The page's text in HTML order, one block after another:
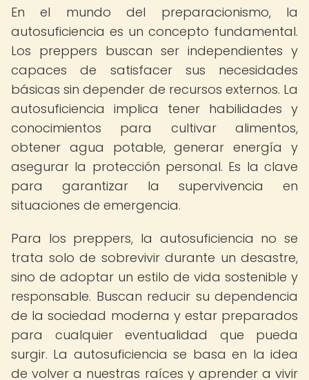
En el mundo del preparacionismo, la
autosuficiencia es un concepto fundamental.
Los preppers buscan ser independientes y
capaces de satisfacer sus necesidades
básicas sin depender de recursos externos. La
autosuficiencia implica tener habilidades y
conocimientos para cultivar alimentos,
obtener agua potable, generar energía y
asegurar la protección personal. Es la clave
para garantizar la supervivencia en
situaciones de emergencia.
Para los preppers, la autosuficiencia no se
trata solo de sobrevivir durante un desastre,
sino de adoptar un estilo de vida sostenible y
responsable. Buscan reducir su dependencia
de la sociedad moderna y estar preparados
para cualquier eventualidad que pueda
surgir. La autosuficiencia se basa en la idea
de volver a nuestras raíces y aprender a vivir